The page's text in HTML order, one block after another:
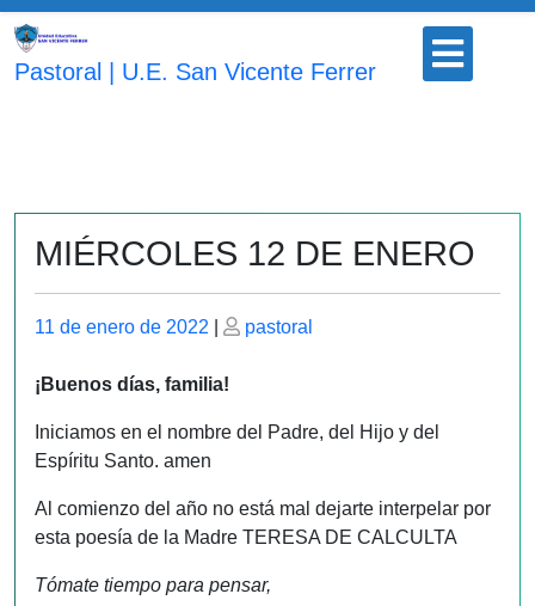
Saltar
contenido
Pastoral | U.E. San Vicente Ferrer
Botón
abrir
MIÉRCOLES 12 DE ENERO
Publicado
11 de enero de 2022
Publicado
pastoral
¡Buenos días, familia!
Iniciamos en el nombre del Padre, del Hijo y del
Espíritu Santo. amen
Al comienzo del año no está mal dejarte interpelar por
esta poesía de la Madre TERESA DE CALCULTA
Tómate tiempo para pensar,